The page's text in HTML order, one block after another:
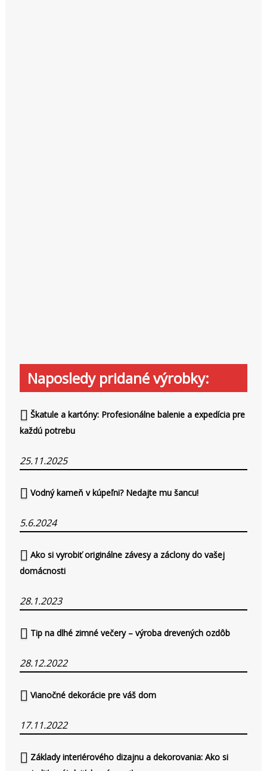
Naposledy pridané výrobky:
Škatule a kartóny: Profesionálne balenie a expedícia pre
každú potrebu
25.11.2025
Vodný kameň v kúpeľni? Nedajte mu šancu!
5.6.2024
Ako si vyrobiť originálne závesy a záclony do vašej
domácnosti
28.1.2023
Tip na dlhé zimné večery – výroba drevených ozdôb
28.12.2022
Vianočné dekorácie pre váš dom
17.11.2022
Základy interiérového dizajnu a dekorovania: Ako si